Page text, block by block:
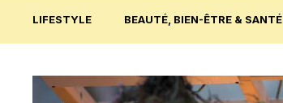
LIFESTYLE BEAUTÉ, BIEN-ÊTRE & SANTÉ